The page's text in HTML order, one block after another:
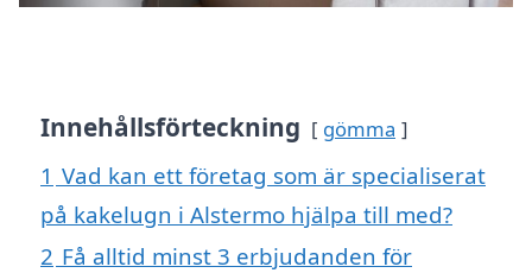
Innehållsförteckning gömma
1 Vad kan ett företag som är specialiserat
på kakelugn i Alstermo hjälpa till med?
2 Få alltid minst 3 erbjudanden för